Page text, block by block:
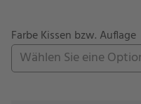
Farbe Kissen bzw. Auflage
Wählen Sie eine